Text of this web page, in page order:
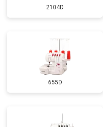
2104D
655D